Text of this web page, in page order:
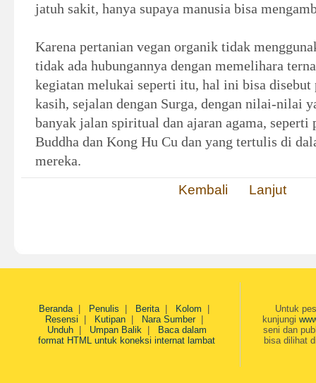
jatuh sakit, hanya supaya manusia bisa
Karena pertanian vegan organik tidak
tidak ada hubungannya dengan memelihara
kegiatan melukai seperti itu, hal ini bisa disebut
kasih, sejalan dengan Surga, dengan nilai-nilai
banyak jalan spiritual dan ajaran agama, seperti
Buddha dan Kong Hu Cu dan yang tertulis di
mereka.
Kembali
Lanjut
Beranda| Penulis Berita| Kolom
Resensi
Kutipan| Nara Sumber|
Unduh| Umpan Balik|
Baca dalam
format HTML untuk koneksi internat lambat
Untuk
kunjungi
seni dan
bisa dilihat